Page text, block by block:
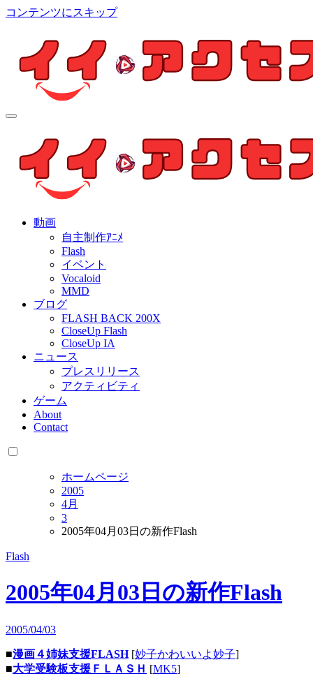
コンテンツにスキップ
個人制作アニメを中心とした動画紹介ブログ
動画
自主制作ｱﾆﾒ
Flash
イベント
Vocaloid
MMD
ブログ
FLASH BACK 200X
CloseUp Flash
CloseUp IA
ニュース
プレスリリース
アクティビティ
ゲーム
About
Contact
ホームページ
2005
4月
3
2005年04月03日の新作Flash
Flash
2005年04月03日の新作Flash
2005/04/03
■漫画４姉妹支援FLASH[妙子かわいいよ妙子]
■大学受験板支援ＦＬＡＳＨ [MK5]